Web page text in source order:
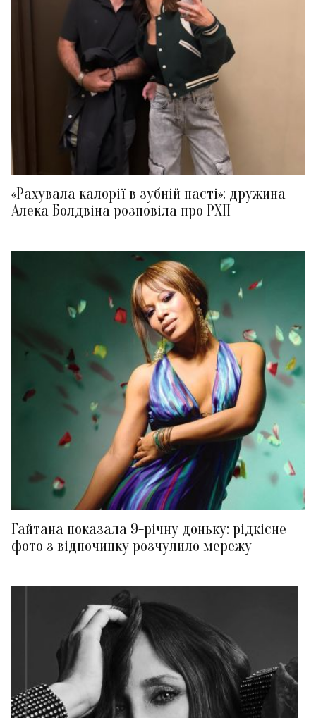
«Рахувала калорії в зубній пасті»: дружина
Алека Болдвіна розповіла про РХП
Гайтана показала 9-річну доньку: рідкісне
фото з відпочинку розчулило мережу